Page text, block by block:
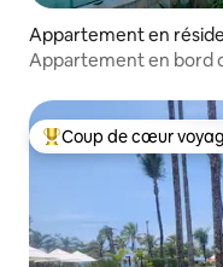
Appartement en
Appartement en bord
Coups de cœur
Coup de cœur